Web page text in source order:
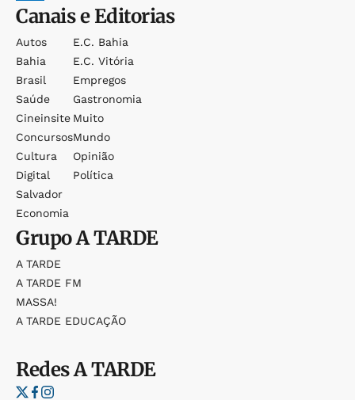
Canais e Editorias
Autos
Bahia
Brasil
Saúde
Cineinsite
Concursos
Cultura
Digital
Salvador
Economia
E.c. Bahia
E.c. Vitória
Empregos
Gastronomia
Muito
Mundo
Opinião
Política
GrupoA TARDE
A TARDE
A TARDE FM
MASSA!
A TARDE EDUCAÇÃO
RedesA TARDE